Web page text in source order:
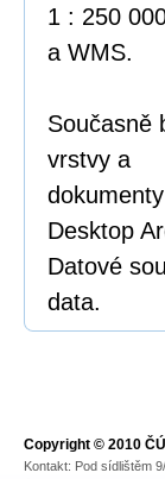
1 : 250
a WMS.
Současně
vrstvy a
Desktop
Datové
data.
Copyright © 2010
Kontakt: Pod sídlištěm